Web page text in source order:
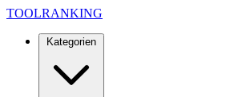
TOOLRANKING